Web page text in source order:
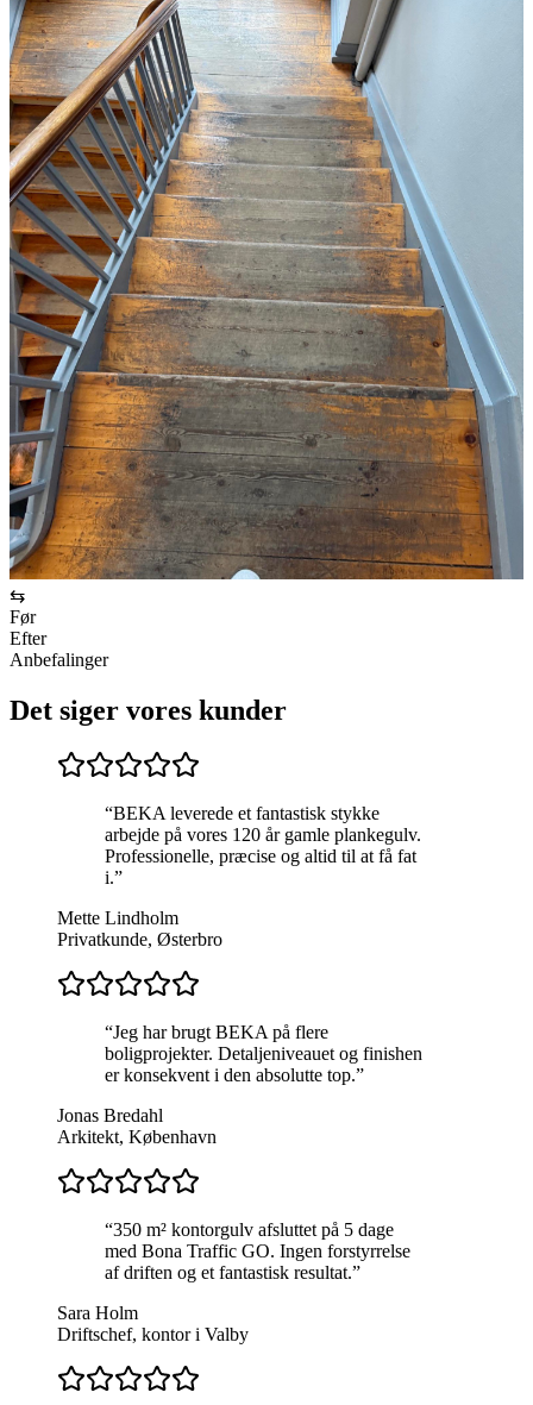
⇆
Før
Efter
Anbefalinger
Det siger vores kunder
“BEKA leverede et fantastisk stykke
arbejde på vores 120 år gamle plankegulv.
Professionelle, præcise og altid til at få fat
i.”
Mette Lindholm
Privatkunde, Østerbro
“Jeg har brugt BEKA på flere
boligprojekter. Detaljeniveauet og finishen
er konsekvent i den absolutte top.”
Jonas Bredahl
Arkitekt, København
“350 m² kontorgulv afsluttet på 5 dage
med Bona Traffic GO. Ingen forstyrrelse
af driften og et fantastisk resultat.”
Sara Holm
Driftschef, kontor i Valby